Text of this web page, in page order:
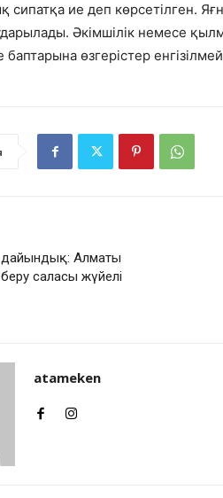
сипатқа ие деп көрсетілген.
Әкімшілік немесе
өзгерістер
Алматы
саласы жүйелі
atameken